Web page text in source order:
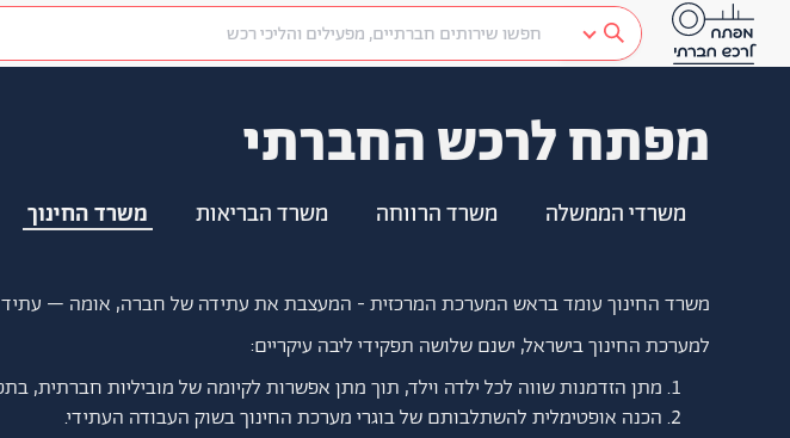
מפתח לרכש החברתי
משרדי הממשלה משרד הרווחה משרד הבריאות משרד החינוך
משרד החינוך עומד בראש המערכת המרכזית - המעצבת את עתידה של חברה, אומה –
למערכת החינוך בישראל, ישנם שלושה תפקידי ליבה עיקריים:
מתן הזדמנות שווה לכל ילדה וילד, תוך מתן אפשרות לקיומה של מוביליות חברתית,
הכנה אופטימלית להשתלבותם של בוגרי מערכת החינוך בשוק העבודה העתידי.